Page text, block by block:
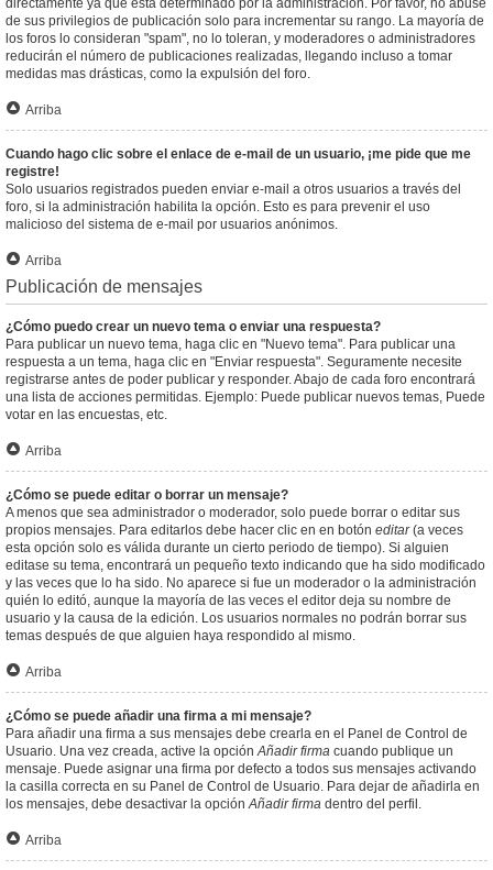
directamente ya que está determinado por la administración. Por favor, no abuse
de sus privilegios de publicación solo para incrementar su rango. La mayoría de
los foros lo consideran "spam", no lo toleran, y moderadores o administradores
reducirán el número de publicaciones realizadas, llegando incluso a tomar
medidas mas drásticas, como la expulsión del foro.
Arriba
Cuando hago clic sobre el enlace de e-mail de un usuario, ¡me pide que me
registre!
Solo usuarios registrados pueden enviar e-mail a otros usuarios a través del
foro, si la administración habilita la opción. Esto es para prevenir el uso
malicioso del sistema de e-mail por usuarios anónimos.
Arriba
Publicación de mensajes
¿Cómo puedo crear un nuevo tema o enviar una respuesta?
Para publicar un nuevo tema, haga clic en "Nuevo tema". Para publicar una
respuesta a un tema, haga clic en "Enviar respuesta". Seguramente necesite
registrarse antes de poder publicar y responder. Abajo de cada foro encontrará
una lista de acciones permitidas. Ejemplo: Puede publicar nuevos temas, Puede
votar en las encuestas, etc.
Arriba
¿Cómo se puede editar o borrar un mensaje?
A menos que sea administrador o moderador, solo puede borrar o editar sus
propios mensajes. Para editarlos debe hacer clic en en botón editar(a veces
esta opción solo es válida durante un cierto periodo de tiempo). Si alguien
editase su tema, encontrará un pequeño texto indicando que ha sido modificado
y las veces que lo ha sido. No aparece si fue un moderador o la administración
quién lo editó, aunque la mayoría de las veces el editor deja su nombre de
usuario y la causa de la edición. Los usuarios normales no podrán borrar sus
temas después de que alguien haya respondido al mismo.
Arriba
¿Cómo se puede añadir una firma a mi mensaje?
Para añadir una firma a sus mensajes debe crearla en el Panel de Control de
Usuario. Una vez creada, active la opciónAñadir firma cuando publique un
mensaje. Puede asignar una firma por defecto a todos sus mensajes activando
la casilla correcta en su Panel de Control de Usuario. Para dejar de añadirla en
los mensajes, debe desactivar la opciónAñadir firma dentro del perfil.
Arriba